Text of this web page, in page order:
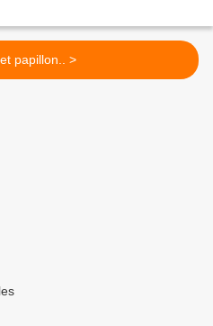
Lavande et papillon.. >